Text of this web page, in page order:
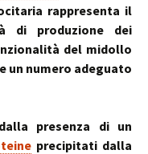
rappresenta il
di produzione dei
del midollo
un numero adeguato
presenza di un
​​precipitati dalla